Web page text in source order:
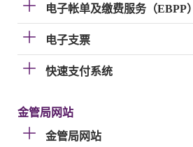
电子帐单及缴费服务（EBPP）
电子支票
快速支付系统
金管局网站
金管局网站